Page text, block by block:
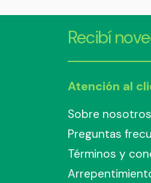
Recibí
Atención al
Sobre nosotros
Preguntas
Términos y